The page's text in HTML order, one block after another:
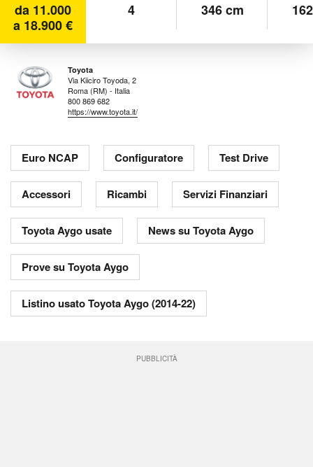
da 11.000
a 18.900 €
4 346 cm
Toyota
Via Kiiciro Toyoda, 2
Roma (RM) - Italia
800 869 682
https://www.toyota.it/
Euro NCAP Configuratore Test Drive
Accessori Ricambi Servizi Finanziari
Toyota Aygo usate News su Toyota Aygo
Prove su Toyota Aygo
Listino usato Toyota Aygo (2014-22)
PUBBLICITÀ